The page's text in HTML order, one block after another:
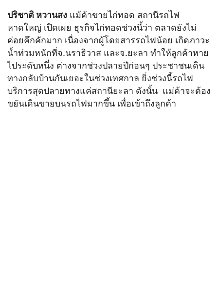
ปริชาติ หวานสง แม้ค้าขายไก่ทอด สถานีรถไฟ
หาดใหญ่ เปิดเผย ธุรกิจไก่ทอดช่วงนี้ว่า ตลาดยังไม่
ค่อยคึกคักมาก เนื่องจากผู้โดยสารรถไฟน้อย เกิดภาวะ
น้ำท่วมหนักที่จ.นราธิวาส และจ.ยะลา ทำให้ลูกค้าหาย
ไประดับหนึ่ง ต่างจากช่วงปลายปีก่อนๆ ประชาชนเดิน
ทางกลับบ้านกันเยอะในช่วงเทศกาล ยิ่งช่วงนี้รถไฟ
บริการสุดปลายทางแค่สถานียะลา ดังนั้น แม่ค้าจะต้อง
ขยันเดินขายบนรถไฟมากขึ้น เพื่อเข้าถึงลูกค้า